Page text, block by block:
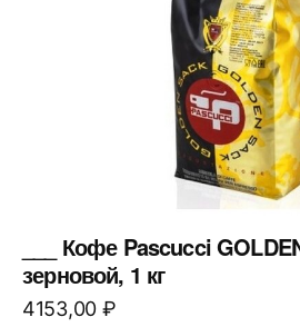
___ Кофе Pascucci
зерновой, 1 кг
4153,00 ₽